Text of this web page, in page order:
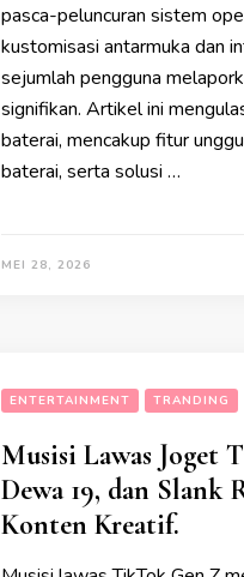
pasca-peluncuran sistem
kustomisasi antarmuka dan
sejumlah pengguna
signifikan. Artikel ini
baterai, mencakup fitur
baterai, serta solusi …
MEI 28, 2026
ENTERTAINMENT TRANDING
Musisi Lawas Joget
Dewa 19, dan Slank
Konten Kreatif.